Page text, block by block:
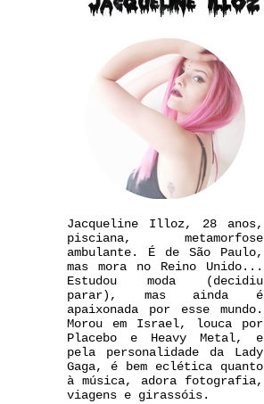
Jacqueline Illoz, 28 anos,
pisciana, metamorfose
ambulante. É de São Paulo,
mas mora no Reino Unido...
Estudou moda (decidiu
parar), mas ainda é
apaixonada por esse mundo.
Morou em Israel, louca por
Placebo e Heavy Metal, e
pela personalidade da Lady
Gaga, é bem eclética quanto
à música, adora fotografia,
viagens e girassóis.